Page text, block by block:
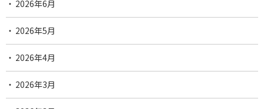
2026年6月
2026年5月
2026年4月
2026年3月